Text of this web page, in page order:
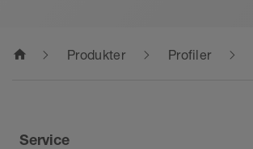
home Produkter Profiler
Service